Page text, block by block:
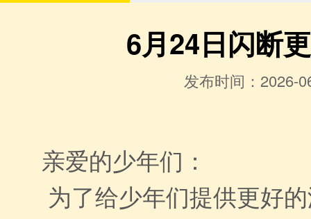
6月24日闪断
发布时间：2026-
亲爱的少年们：
为了给少年们提供更好